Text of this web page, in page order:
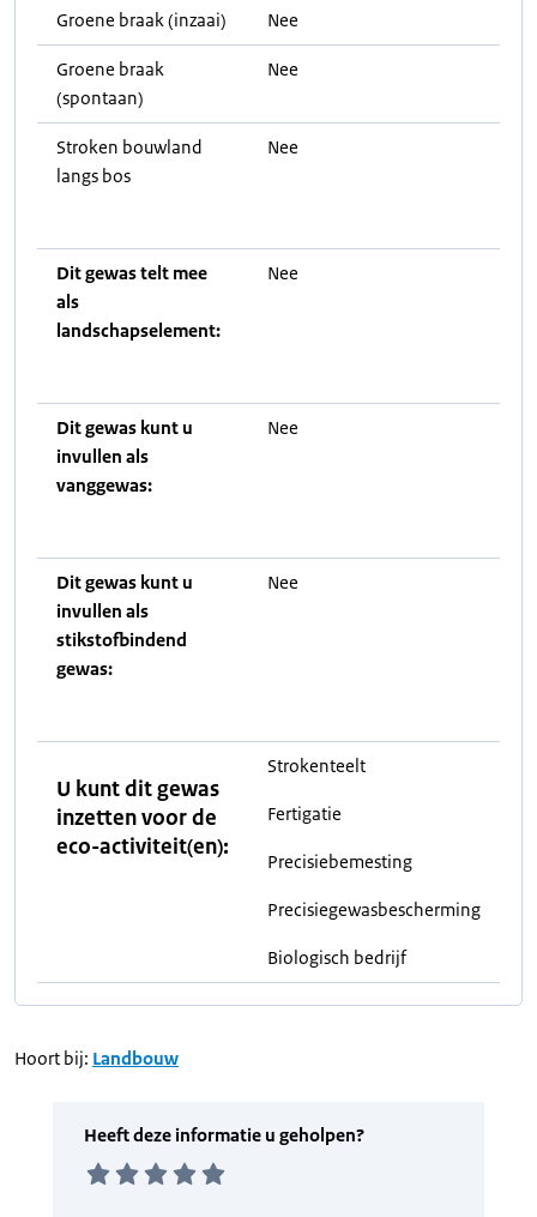
Groene braak (inzaai) Nee
Groene braak
(spontaan)
Nee
Stroken bouwland
langs bos
Nee
Dit gewas telt mee
als
landschapselement:
Nee
Dit gewas kunt u
invullen als
vanggewas:
Nee
Dit gewas kunt u
invullen als
stikstofbindend
gewas:
Nee
U kunt dit gewas
inzetten voor de
eco-activiteit(en):
Strokenteelt
Fertigatie
Precisiebemesting
Precisiegewasbescherming
Biologisch bedrijf
Hoort bij: Landbouw